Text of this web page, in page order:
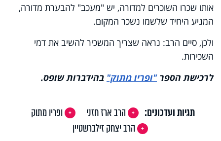
אותו שכרו השוכרים למדורה, יש "מעכב" להבערת מדורה,
המניע היחיד שלשמו נשכר המקום.
ולכן, סיים הרב: נראה שצריך המשכיר להשיב את דמי
השכירות.
לרכישת הספר"ופריו מתוק" בהידברות שופס.
תגיות ועדכונים: הרב ארז חזני
ופריו מתוק
הרב יצחק זילברשטיין